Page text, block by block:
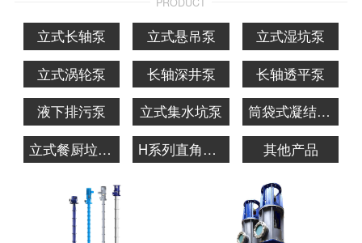
立式长轴泵 立式悬吊泵
立式湿坑泵
立式涡轮泵
长轴深井泵
长轴透平泵
液下排污泵
立式集水坑泵
筒袋式凝结水泵
立式餐厨垃圾泵
H系列直角齿轮箱 其他产品